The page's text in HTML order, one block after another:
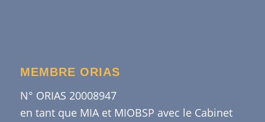
MEMBRE ORIAS
N° ORIAS 20008947
en tant que MIA et MIOBSP avec le Cabinet